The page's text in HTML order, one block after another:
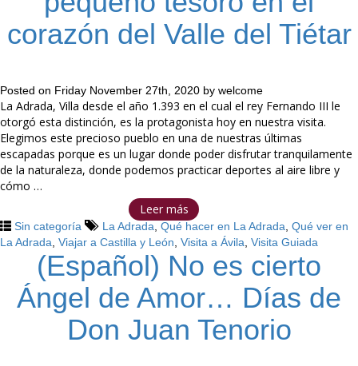
corazón del Valle del Tiétar
Posted on Friday November 27th, 2020 by welcome
La Adrada, Villa desde el año 1.393 en el cual el rey Fernando III le
otorgó esta distinción, es la protagonista hoy en nuestra visita.
Elegimos este precioso pueblo en una de nuestras últimas
escapadas porque es un lugar donde poder disfrutar tranquilamente
de la naturaleza, donde podemos practicar deportes al aire libre y
cómo …
Leer más
Sin categoría La Adrada Qué hacer en La Adrada Qué ver en
La Adrada Viajar a Castilla y León Visita a Ávila Visita Guiada
(Español) No es cierto
Ángel de Amor… Días de
Don Juan Tenorio